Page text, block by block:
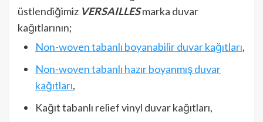
üstlendiğimiz VERSAILLESmarka duvar
kağıtlarının;
Non-woven tabanlı boyanabilir duvar kağıtları,
Non-woven tabanlı hazır boyanmış duvar
kağıtları,
Kağıt tabanlı relief vinyl duvar kağıtları,